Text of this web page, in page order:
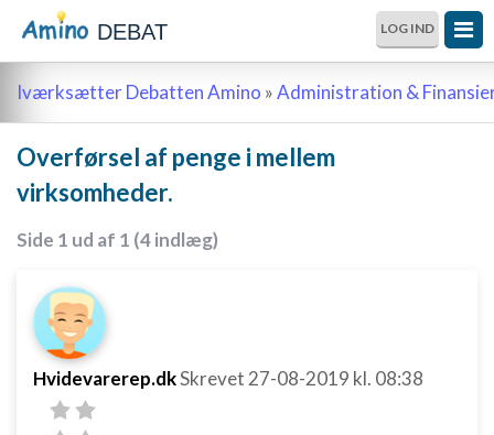
DEBAT LOG IND
Iværksætter Debatten Amino »Administration &
Overførsel af penge i mellem
virksomheder.
Side 1 ud af 1 (4 indlæg)
Hvidevarerep.dkSkrevet 27-08-2019 kl. 08:38